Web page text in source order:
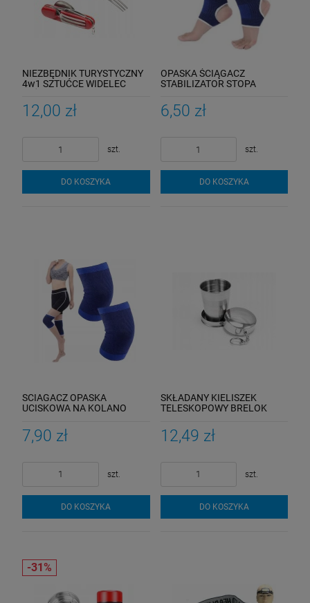
NIEZBĘDNIK TURYSTYCZNY
4w1 SZTUĆCE WIDELEC
12,00 zł
szt.
DO KOSZYKA
OPASKA ŚCIĄGACZ
STABILIZATOR STOPA
6,50 zł
szt.
DO KOSZYKA
SCIAGACZ OPASKA
UCISKOWA NA KOLANO
7,90 zł
szt.
DO KOSZYKA
SKŁADANY KIELISZEK
TELESKOPOWY BRELOK
12,49 zł
szt.
DO KOSZYKA